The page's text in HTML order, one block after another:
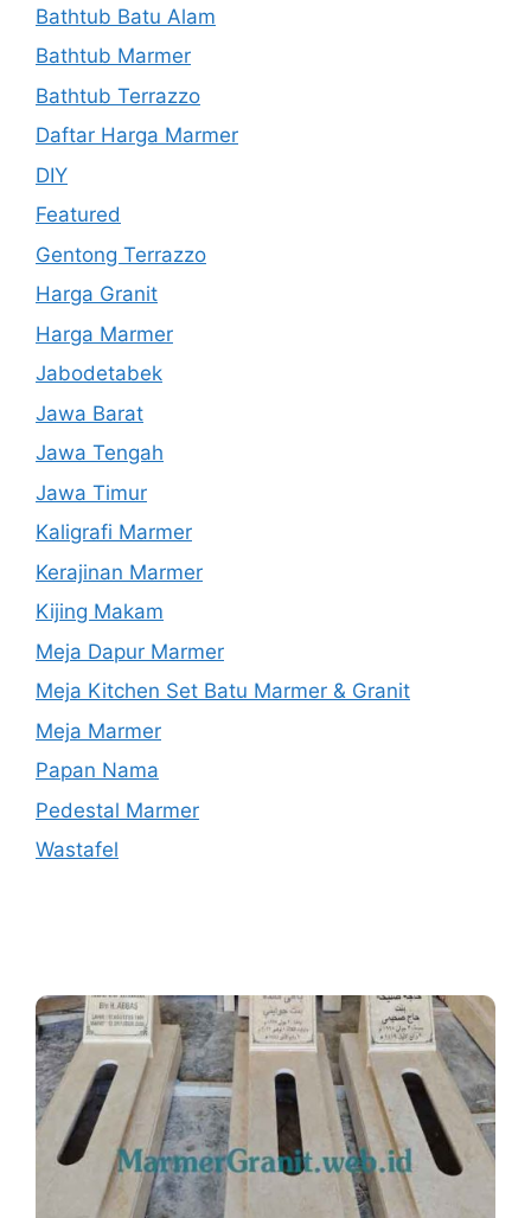
Bathtub Batu Alam
Bathtub Marmer
Bathtub Terrazzo
Daftar Harga Marmer
DIY
Featured
Gentong Terrazzo
Harga Granit
Harga Marmer
Jabodetabek
Jawa Barat
Jawa Tengah
Jawa Timur
Kaligrafi Marmer
Kerajinan Marmer
Kijing Makam
Meja Dapur Marmer
Meja Kitchen Set Batu Marmer & Granit
Meja Marmer
Papan Nama
Pedestal Marmer
Wastafel